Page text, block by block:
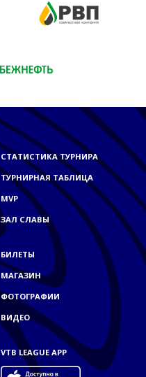
СТАТИСТИКА ТУРНИРА
ТУРНИРНАЯ ТАБЛИЦА
MVP
ЗАЛ СЛАВЫ
БИЛЕТЫ
МАГАЗИН
ФОТОГРАФИИ
ВИДЕО
VTB LEAGUE APP